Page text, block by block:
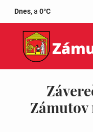
Dnes,a 0°C
Zámutov